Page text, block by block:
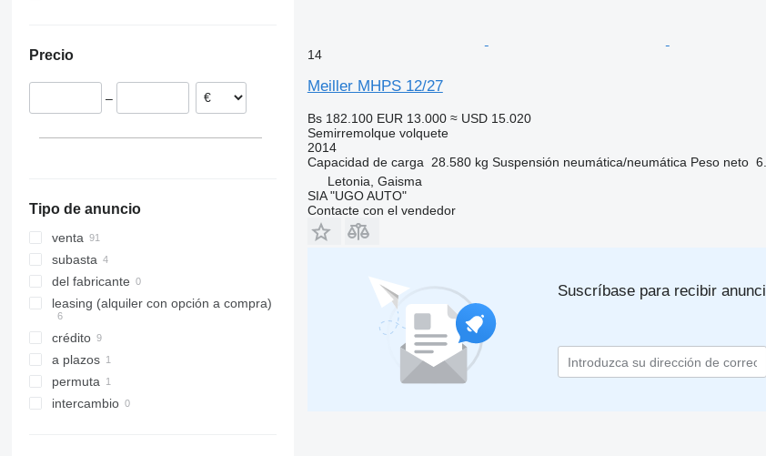
Países Bajos
Rumanía
Precio
–
Tipo de anuncio
venta
subasta
del fabricante
leasing (alquiler con opción a compra)
crédito
a plazos
permuta
intercambio
14
Meiller MHPS 12/27
Bs 182.100 EUR 13.000 ≈ USD 15.020
Semirremolque volquete
2014
Capacidad de carga
28.580 kg Suspensión neumática/neumática Peso neto
Letonia, Gaisma
SIA "UGO AUTO"
Contacte con el vendedor
Suscríbase para recibir